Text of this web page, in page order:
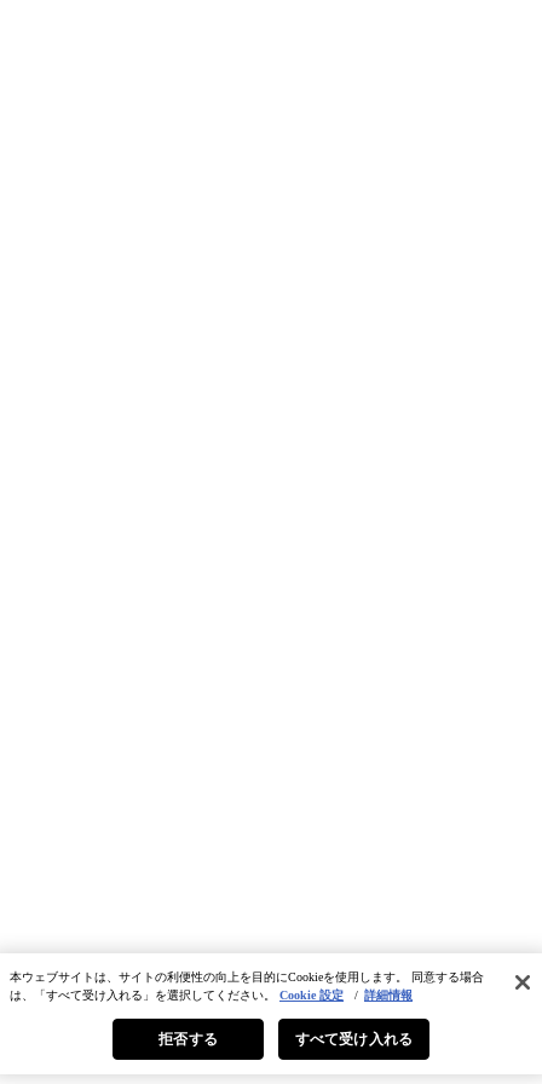
本ウェブサイトは、サイトの利便性の向上を目的にCookieを使用します。 同意する場合
は、「すべて受け入れる」を選択してください。 Cookie 設定 / 詳細情報
拒否する すべて受け入れる